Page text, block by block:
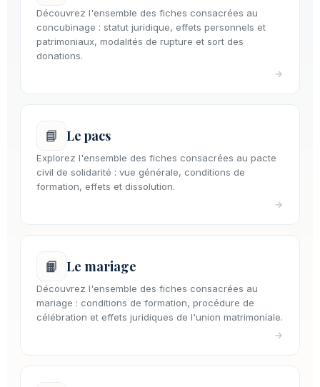
Découvrez l'ensemble des fiches consacrées au
concubinage : statut juridique, effets personnels et
patrimoniaux, modalités de rupture et sort des
donations.
→
📘 Le pacs
Explorez l'ensemble des fiches consacrées au pacte
civil de solidarité : vue générale, conditions de
formation, effets et dissolution.
→
📙 Le mariage
Découvrez l'ensemble des fiches consacrées au
mariage : conditions de formation, procédure de
célébration et effets juridiques de l'union matrimoniale.
→